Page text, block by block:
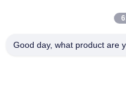
Good day, what product are